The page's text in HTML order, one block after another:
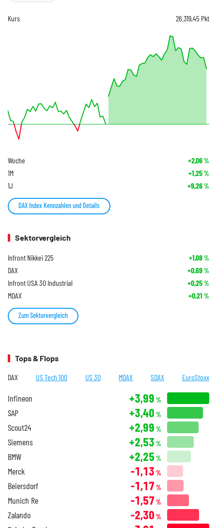
Kurs 26.319,45 Pkt
Woche +2,06%
1M +1,25%
1J +9,26%
DAX Index Kennzahlen und Details
Sektorvergleich
Infront Nikkei 225 +1,08%
DAX +0,69%
Infront USA 30 Industrial +0,25%
MDAX +0,21 %
Zum Sektorvergleich
Tops & Flops
DAX US Tech 100 US 30 MDAX SDAX EuroStoxx
Infineon +3,99 %
SAP +3,40 %
Scout24 +2,99 %
Siemens +2,53 %
BMW +2,25 %
Merck -1,13 %
Beiersdorf -1,17 %
Munich Re -1,57 %
Zalando -2,30 %